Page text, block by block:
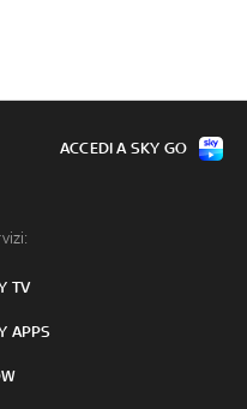
TV
APPS
ACCEDI A SKY GO